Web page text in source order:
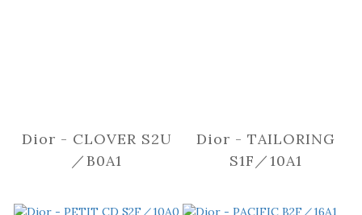
Dior - CLOVER S2U
／B0A1
Dior - TAILORING
S1F／10A1